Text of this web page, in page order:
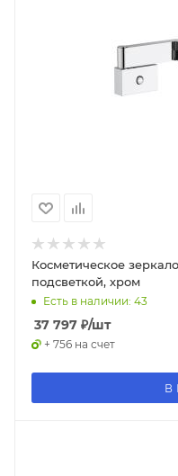
Косметическое
подсветкой, хром
Есть в наличии: 43
37 797 ₽/шт
+ 756 на счет
В